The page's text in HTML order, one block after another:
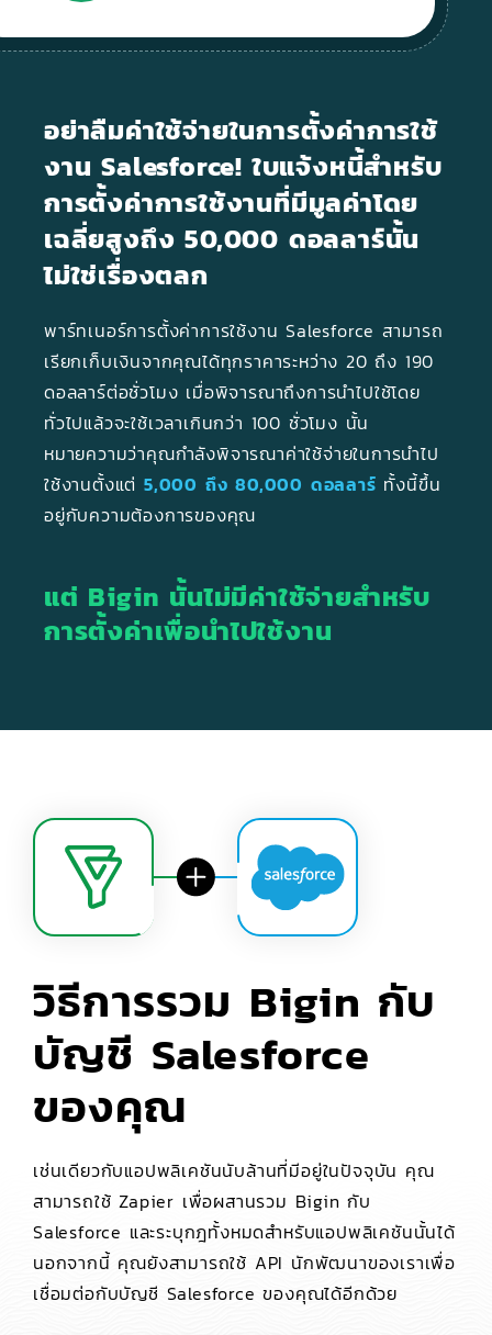
อย่าลืมค่าใช้จ่ายในการตั้งค่าการใช้
งาน Salesforce! ใบแจ้งหนี้สำหรับ
การตั้งค่าการใช้งานที่มีมูลค่าโดย
เฉลี่ยสูงถึง 50,000 ดอลลาร์นั้น
ไม่ใช่เรื่องตลก
พาร์ทเนอร์การตั้งค่าการใช้งาน Salesforce สามารถ
เรียกเก็บเงินจากคุณได้ทุกราคาระหว่าง 20 ถึง 190
ดอลลาร์ต่อชั่วโมง เมื่อพิจารณาถึงการนำไปใช้โดย
ทั่วไปแล้วจะใช้เวลาเกินกว่า 100 ชั่วโมง นั้น
หมายความว่าคุณกำลังพิจารณาค่าใช้จ่ายในการนำไป
ใช้งานตั้งแต่5,000 ถึง 80,000 ดอลลาร์ ทั้งนี้ขึ้น
อยู่กับความต้องการของคุณ
แต่ Bigin นั้นไม่มีค่าใช้จ่ายสำหรับ
การตั้งค่าเพื่อนำไปใช้งาน
วิธีการรวม Bigin กับ
บัญชี Salesforce
ของคุณ
เช่นเดียวกับแอปพลิเคชันนับล้านที่มีอยู่ในปัจจุบัน คุณ
สามารถใช้ Zapier เพื่อผสานรวม Bigin กับ
Salesforce และระบุกฎทั้งหมดสำหรับแอปพลิเคชันนั้นได้
นอกจากนี้ คุณยังสามารถใช้ API นักพัฒนาของเราเพื่อ
เชื่อมต่อกับบัญชี Salesforce ของคุณได้อีกด้วย